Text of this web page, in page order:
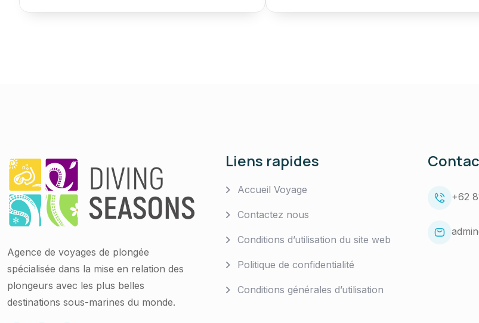
Agence de voyages de plongée
spécialisée dans la mise en relation des
plongeurs avec les plus belles
destinations sous-marines du monde.
Liens rapides
Accueil Voyage
Contactez nous
Conditions d’utilisation du site web
Politique de confidentialité
Conditions générales d’utilisation
+62